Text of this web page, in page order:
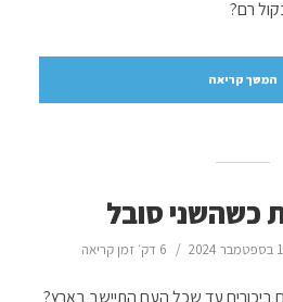
רם?
המשך קריאה
כשהשני סובל
6 דק׳ זמן קריאה
ביכורים עד שכל העם התיישב בארץ?